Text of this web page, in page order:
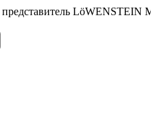
LöWENSTEIN